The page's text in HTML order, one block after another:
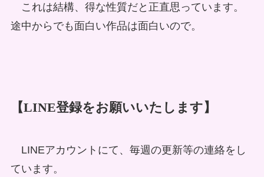
これは結構、得な性質だと正直思っています。
途中からでも面白い作品は面白いので。
【LINE登録をお願いいたします】
LINEアカウントにて、毎週の更新等の連絡をし
ています。